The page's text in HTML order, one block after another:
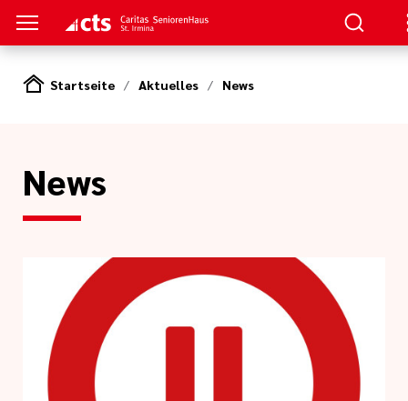
Arbeit
Startseite Aktuelles News
News